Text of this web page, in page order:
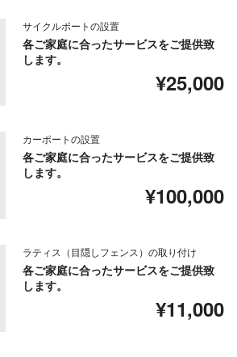
サイクルポートの設置
各ご家庭に合ったサービスをご提供致
します。
¥25,000
カーポートの設置
各ご家庭に合ったサービスをご提供致
します。
¥100,000
ラティス（目隠しフェンス）の取り付け
各ご家庭に合ったサービスをご提供致
します。
¥11,000